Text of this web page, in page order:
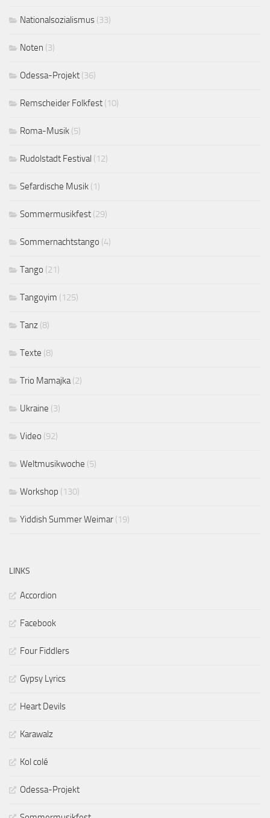
Nationalsozialismus (33)
Noten (3)
Odessa-Projekt (36)
Remscheider Folkfest (10)
Roma-Musik (5)
Rudolstadt Festival (12)
Sefardische Musik (1)
Sommermusikfest (29)
Sommernachtstango (4)
Tango (21)
Tangoyim (125)
Tanz (8)
Texte (8)
Trio Mamajka(2)
Ukraine (3)
Video (92)
Weltmusikwoche (5)
Workshop (130)
Yiddish Summer Weimar (19)
LINKS
Accordion
Facebook
Four Fiddlers
Gypsy Lyrics
Heart Devils
Karawalz
Kol colé
Odessa-Projekt